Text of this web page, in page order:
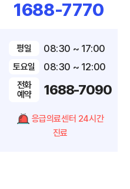
1688-7770
평일 08:30 ~ 17:00
토요일 08:30 ~ 12:00
전화
예약
1688-7090
응급의료센터 24시간
진료